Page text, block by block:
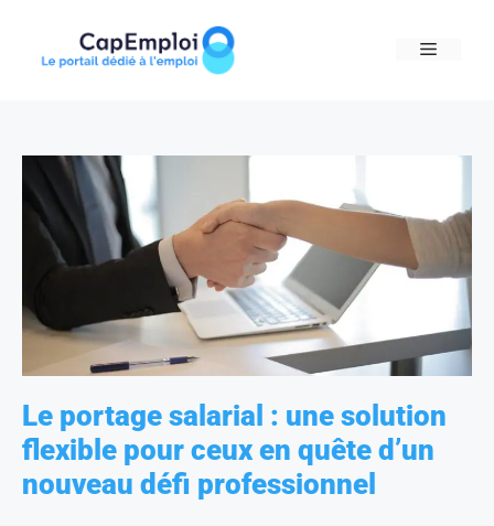
content
MENU
Le portage salarial : une solution
flexible pour ceux en quête d’un
nouveau défi professionnel